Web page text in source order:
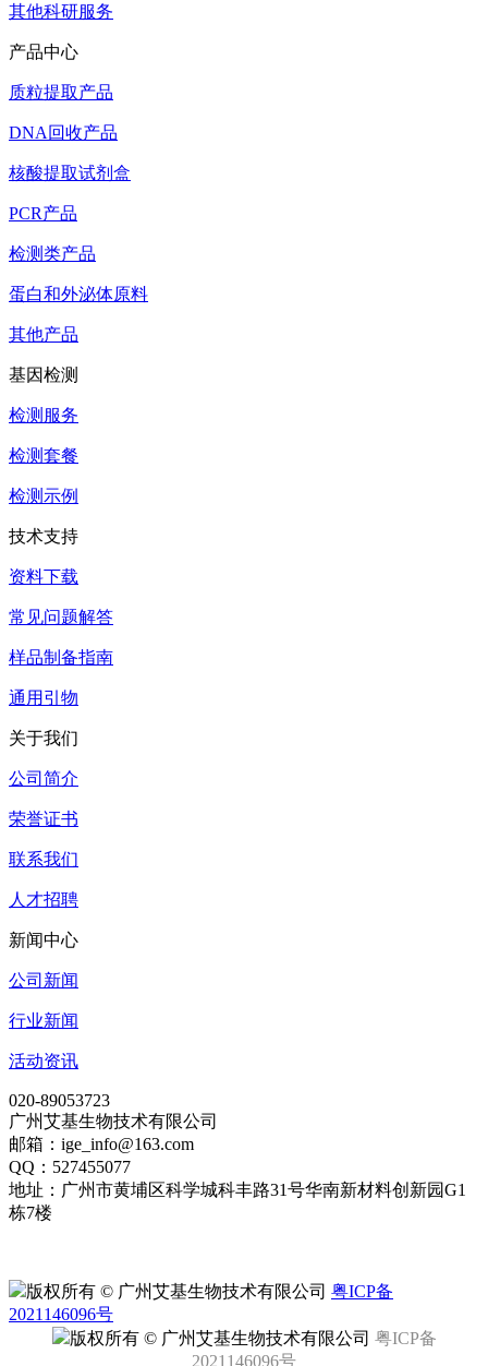
其他科研服务
产品中心
质粒提取产品
DNA回收产品
核酸提取试剂盒
PCR产品
检测类产品
蛋白和外泌体原料
其他产品
基因检测
检测服务
检测套餐
检测示例
技术支持
资料下载
常见问题解答
样品制备指南
通用引物
关于我们
公司简介
荣誉证书
联系我们
人才招聘
新闻中心
公司新闻
行业新闻
活动资讯
020-89053723
广州艾基生物技术有限公司
邮箱：ige_info@163.com
QQ：527455077
地址：广州市黄埔区科学城科丰路31号华南新材料创新园G1
栋7楼
版权所有 © 广州艾基生物技术有限公司 粤ICP备
2021146096号
版权所有 © 广州艾基生物技术有限公司 粤ICP备
2021146096号